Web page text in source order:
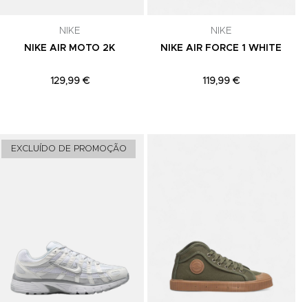
NIKE
NIKE AIR MOTO 2K
129,99 €
NIKE
NIKE AIR FORCE 1 WHITE
119,99 €
Adicionar aos Favoritos
EXCLUÍDO DE PROMOÇÃO